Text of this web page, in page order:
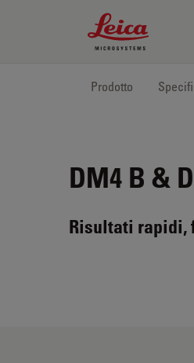
Leica
Prodotto
DM4 B &
Risultati rapidi,